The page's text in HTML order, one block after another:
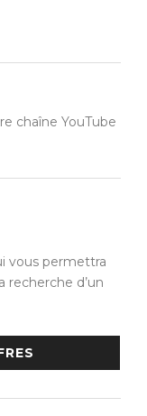
chaîne YouTube
vous permettra
recherche d’un